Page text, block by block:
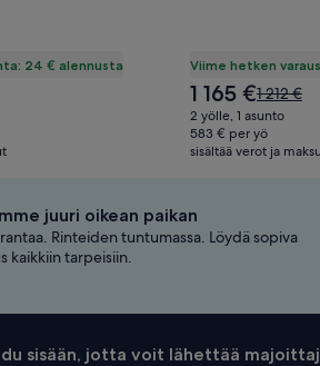
24 € alennusta Viime hetken
Hinta
on
1 165 €
1 165 €Hinta
oli
1 212 €,
katso
1 212 €
2 yölle, 1 asunto
583 € per yö
sisältää verot ja
juuri oikean paikan
Rinteiden tuntumassa. Löydä sopiva
kaikkiin tarpeisiin.
sisään, jotta voit lähettää